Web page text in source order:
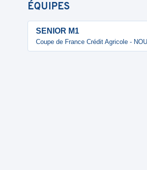
ÉQUIPES
SENIOR M1
Coupe de France Crédit Agricole -